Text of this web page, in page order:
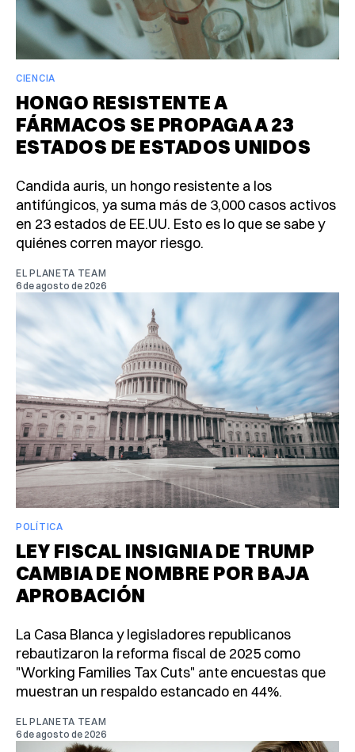
CIENCIA
HONGO RESISTENTE A
FÁRMACOS SE PROPAGA A 23
ESTADOS DE ESTADOS UNIDOS
Candida auris, un hongo resistente a los
antifúngicos, ya suma más de 3,000 casos activos
en 23 estados de EE.UU. Esto es lo que se sabe y
quiénes corren mayor riesgo.
EL PLANETA TEAM
6 de agosto de 2026
POLÍTICA
LEY FISCAL INSIGNIA DE TRUMP
CAMBIA DE NOMBRE POR BAJA
APROBACIÓN
La Casa Blanca y legisladores republicanos
rebautizaron la reforma fiscal de 2025 como
"Working Families Tax Cuts" ante encuestas que
muestran un respaldo estancado en 44%.
EL PLANETA TEAM
6 de agosto de 2026